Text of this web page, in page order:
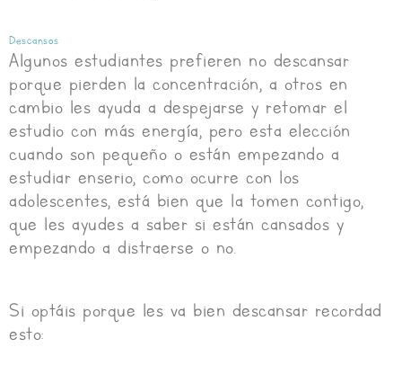
Descansos
Algunos estudiantes prefieren no descansar
porque pierden la concentración, a otros en
cambio les ayuda a despejarse y retomar el
estudio con más energía, pero esta elección
cuando son pequeño o están empezando a
estudiar enserio, como ocurre con los
adolescentes, está bien que la tomen contigo,
que les ayudes a saber si están cansados y
empezando a distraerse o no.
Si optáis porque les va bien descansar recordad
esto: